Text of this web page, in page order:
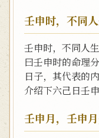
壬申时，不同
壬申时，不同人
曰壬申时的命理
日子，其代表的
介绍下六己日壬
壬申月，壬申